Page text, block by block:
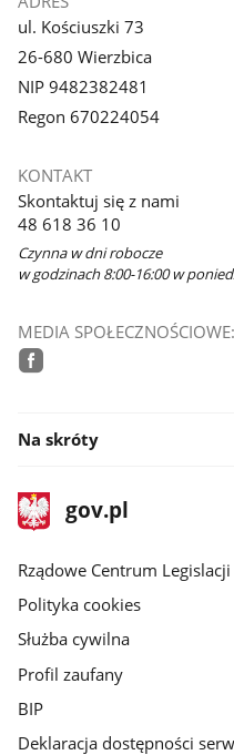
ul. Kościuszki 73
26-680 Wierzbica
NIP 9482382481
Regon 670224054
KONTAKT
Skontaktuj się z nami
48 618 36 10
Czynna w dni robocze
w godzinach 8:00-16:00 w
MEDIA SPOŁECZNOŚCIOWE:
Na skróty
stopka
gov.plStrona
gov.pl
Rządowe Centrum Legislacji
Polityka cookies
Służba cywilna
Profil zaufany
BIP
Deklaracja dostępności